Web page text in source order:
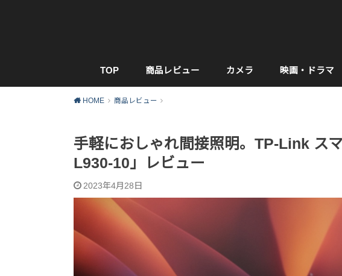
TOP 商品レビュー カメラ 映画・ドラマ
HOME 商品レビュー
手軽におしゃれ間接照明。TP-Link ス
L930-10」レビュー
2023年4月28日